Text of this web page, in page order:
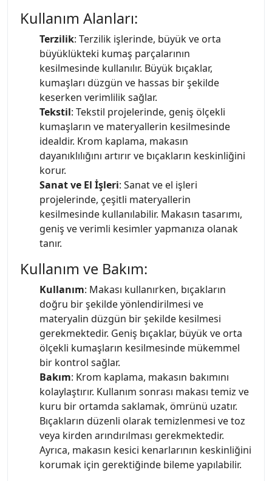
Kullanım Alanları:
Terzilik: Terzilik işlerinde, büyük ve orta
büyüklükteki kumaş parçalarının
kesilmesinde kullanılır. Büyük bıçaklar,
kumaşları düzgün ve hassas bir şekilde
keserken verimlilik sağlar.
Tekstil: Tekstil projelerinde, geniş ölçekli
kumaşların ve materyallerin kesilmesinde
idealdir. Krom kaplama, makasın
dayanıklılığını artırır ve bıçakların keskinliğini
korur.
Sanat ve El İşleri: Sanat ve el işleri
projelerinde, çeşitli materyallerin
kesilmesinde kullanılabilir. Makasın tasarımı,
geniş ve verimli kesimler yapmanıza olanak
tanır.
Kullanım ve Bakım:
Kullanım: Makası kullanırken, bıçakların
doğru bir şekilde yönlendirilmesi ve
materyalin düzgün bir şekilde kesilmesi
gerekmektedir. Geniş bıçaklar, büyük ve orta
ölçekli kumaşların kesilmesinde mükemmel
bir kontrol sağlar.
Bakım: Krom kaplama, makasın bakımını
kolaylaştırır. Kullanım sonrası makası temiz ve
kuru bir ortamda saklamak, ömrünü uzatır.
Bıçakların düzenli olarak temizlenmesi ve toz
veya kirden arındırılması gerekmektedir.
Ayrıca, makasın kesici kenarlarının keskinliğini
korumak için gerektiğinde bileme yapılabilir.